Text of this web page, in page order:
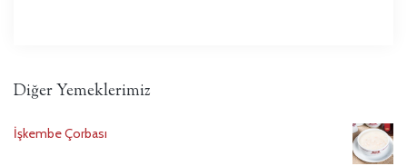
Diğer Yemeklerimiz
İşkembe Çorbası